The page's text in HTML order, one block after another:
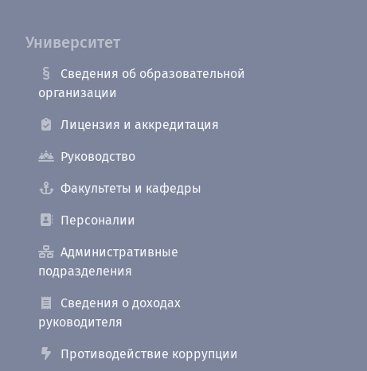
Университет
Сведения об образовательной
организации
Лицензия и аккредитация
Руководство
Факультеты и кафедры
Персоналии
Административные
подразделения
Сведения о доходах
руководителя
Противодействие коррупции